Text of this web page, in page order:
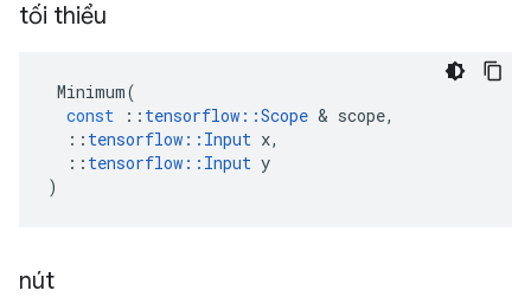
tối thiểu
Minimum(
const
:: tensorflow ::Scope & scope,
:: tensorflow :: Input x,
:: tensorflow :: Input y
)
nút